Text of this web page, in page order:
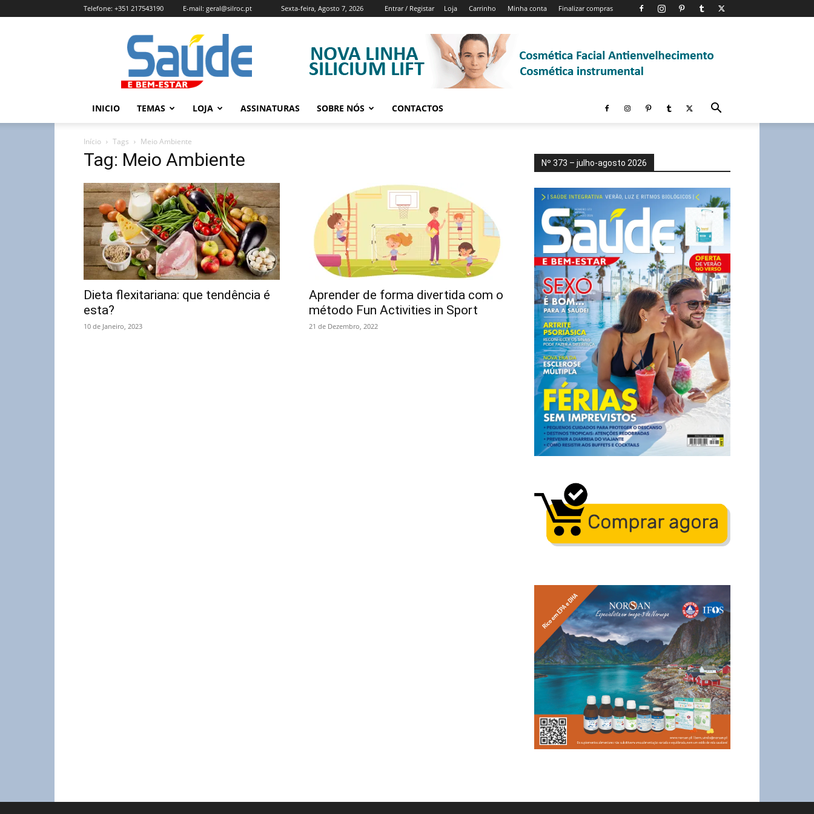
Sexta-feira, Agosto 7, 2026 Entrar / Registar Loja Carrinho Minha conta Finalizar compras
Telefone: +351 217543190 E-mail: geral@silroc.pt
Revista
Saúde
e
Bem
Estar
Edição
INICIO TEMAS LOJA ASSINATURAS SOBRE NÓS CONTACTOS
Início Tags Meio Ambiente
Tag: Meio Ambiente
Dieta flexitariana: que tendência é
esta?
10 de Janeiro, 2023
Aprender de forma divertida com o
método Fun Activities in Sport
21 de Dezembro, 2022
Nº 373 – julho-agosto 2026